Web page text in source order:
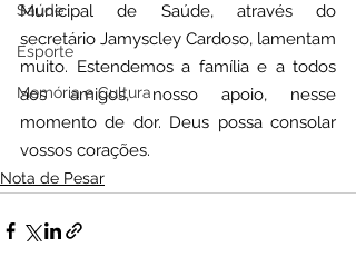
Saúde
Esporte
Memória e Cultura
Municipal de Saúde, através do
secretário Jamyscley Cardoso, lamentam
muito. Estendemos a família e a todos
aos amigos, nosso apoio, nesse
momento de dor. Deus possa consolar
vossos corações.
Nota de Pesar